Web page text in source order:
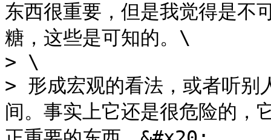
东西很重要，但是我觉得是不
糖，这些是可知的。\
> \
> 形成宏观的看法，或者听别
间。事实上它还是很危险的，